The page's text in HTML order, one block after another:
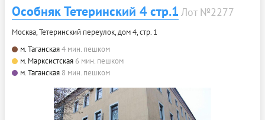
Особняк Тетеринский 4 стр.1 Лот №2277
Москва, Тетеринский переулок, дом 4, стр. 1
м. Таганская4 мин. пешком
м. Марксистская 6 мин. пешком
м. Таганская 8 мин. пешком